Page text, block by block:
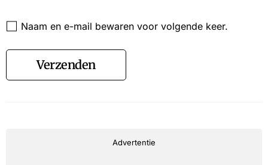
Naam en e-mail bewaren voor volgende keer.
Verzenden
Advertentie